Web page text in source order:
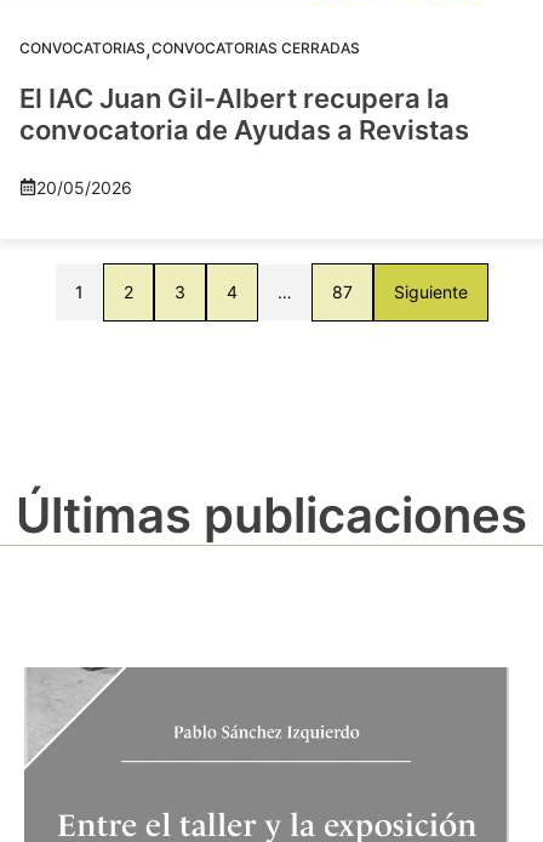
CONVOCATORIAS,CONVOCATORIAS CERRADAS
El IAC Juan Gil-Albert recupera la
convocatoria de Ayudas a Revistas
20/05/2026
1 2 3 4 … 87 Siguiente
Últimas publicaciones